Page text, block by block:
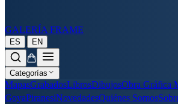
GALERÍA FRAME
ES | EN
Categorías
MapasGrabadosLibrosDibujosObra Gráfica
GoyaPiranesiNovedadesQuiénes Somos